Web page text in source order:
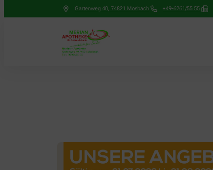
Gartenweg 40, 74821 Mosbach +49-6261/55 55